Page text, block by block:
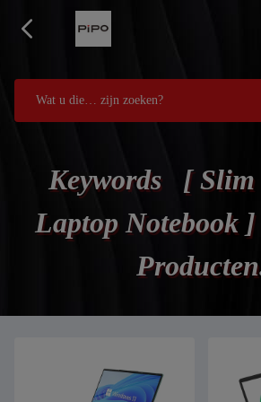
Keywords [ Slim
Laptop Notebook